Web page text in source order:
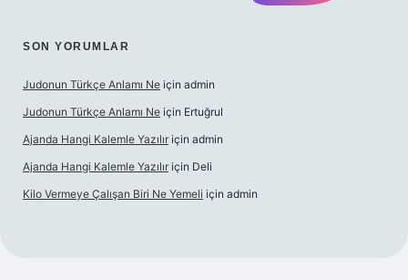
SON YORUMLAR
Judonun Türkçe Anlamı Ne için admin
Judonun Türkçe Anlamı Ne için Ertuğrul
Ajanda Hangi Kalemle Yazılır için admin
Ajanda Hangi Kalemle Yazılır için Deli
Kilo Vermeye Çalışan Biri Ne Yemeli için admin